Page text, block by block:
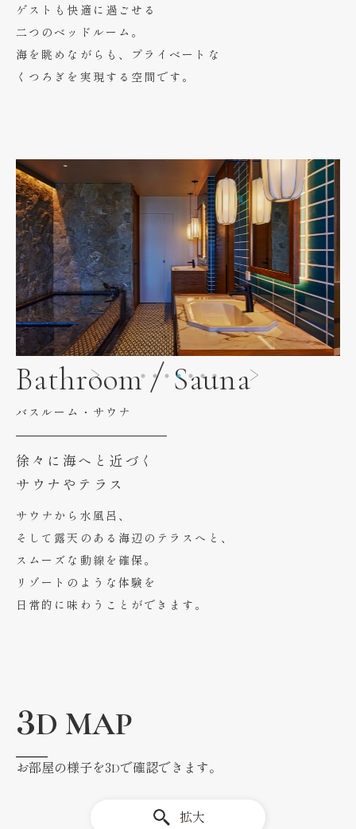
ゲストも快適に過ごせる
二つのベッドルーム。
海を眺めながらも、プライベートな
くつろぎを実現する空間です。
Bathroom / Sauna
バスルーム・サウナ
徐々に海へと近づく
サウナやテラス
サウナから水風呂、
そして露天のある海辺のテラスへと、
スムーズな動線を確保。
リゾートのような体験を
日常的に味わうことができます。
3D MAP
お部屋の様子を3Dで確認できます。
拡大